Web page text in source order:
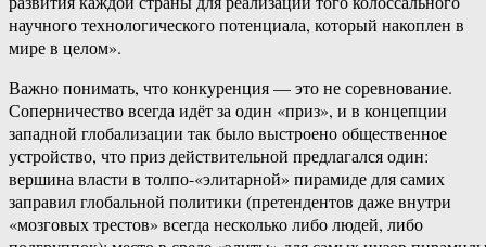
научного технологического потенциала, который накоплен в
мире в целом».
Важно понимать, что конкуренция — это не соревнование.
Соперничество всегда идёт за один «приз», и в концепции
западной глобализации так было выстроено общественное
устройство, что приз действительной предлагался один:
вершина власти в толпо-«элитарной» пирамиде для самих
заправил глобальной политики (претендентов даже внутри
«мозговых трестов» всегда несколько либо людей, либо